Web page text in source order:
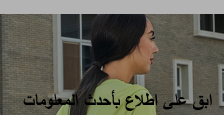
ابق على اطلاع بأحدث المعلومات